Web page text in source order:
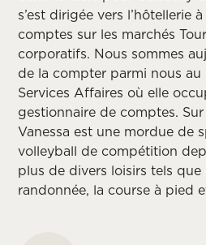
s’est dirigée vers l’hôtellerie
comptes sur les marchés
corporatifs. Nous sommes
de la compter parmi nous
Services Affaires où elle
gestionnaire de comptes.
Vanessa est une mordue de
volleyball de compétition
plus de divers loisirs tels
randonnée, la course à pied